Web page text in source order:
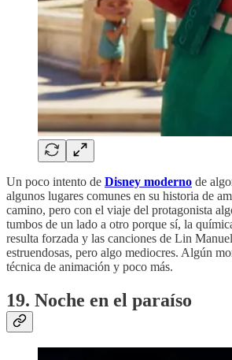
Un poco intento de Disney moderno de
algunos lugares comunes en su historia de
camino, pero con el viaje del protagonista
tumbos de un lado a otro porque sí, la
resulta forzada y las canciones de Lin
estruendosas, pero algo mediocres. Algún
técnica de animación y poco más.
19. Noche en el paraíso